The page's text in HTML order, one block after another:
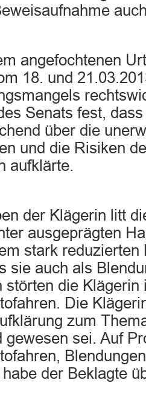
angefochtenen
18. und
Senats fest,
über die
und die Risiken
aufklärte.
der Klägerin litt
ausgeprägten
stark reduzierten
sie auch als
störten die
Die
zum
gewesen sei. Auf
der Beklagte